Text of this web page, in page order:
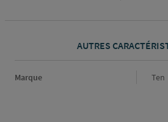
AUTRES
Marque Ten